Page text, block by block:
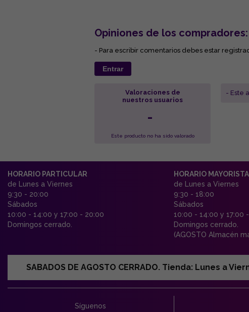
Opiniones de los compradores:
- Para escribir comentarios debes estar
Entrar
Valoraciones de
nuestros usuarios
-
Este producto no ha sido valorado
- Este
HORARIO PARTICULAR
de Lunes a Viernes
9:30 - 20:00
Sábados
10:00 - 14:00 y 17:00 - 20:00
Domingos cerrado.
HORARIO MAYORISTA
de Lunes a Viernes
9:30 - 18:00
Sábados
10:00 - 14:00 y 17:00
Domingos cerrado.
(AGOSTO Almacén
SABADOS DE AGOSTO CERRADO. Tienda: Lunes a
Síguenos